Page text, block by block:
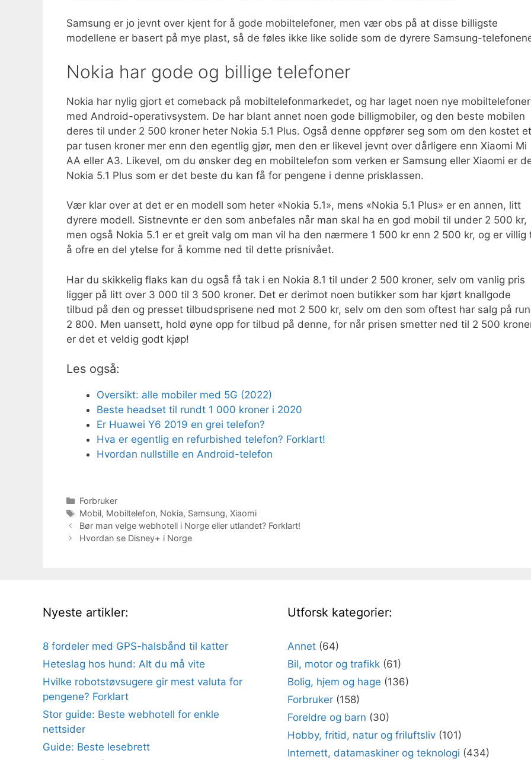
Samsung er jo jevnt over kjent for å gode mobiltelefoner, men vær obs på at disse billigste
modellene er basert på mye plast, så de føles ikke like solide som de dyrere Samsung-
Nokia har gode og billige telefoner
Nokia har nylig gjort et comeback på mobiltelefonmarkedet, og har laget noen nye mobiltelefoner
med Android-operativsystem. De har blant annet noen gode billigmobiler, og den beste mobilen
deres til under 2 500 kroner heter Nokia 5.1 Plus. Også denne oppfører seg som om den kostet et
par tusen kroner mer enn den egentlig gjør, men den er likevel jevnt over dårligere enn Xiaomi Mi
AA eller A3. Likevel, om du ønsker deg en mobiltelefon som verken er Samsung eller Xiaomi er
Nokia 5.1 Plus som er det beste du kan få for pengene i denne prisklassen.
Vær klar over at det er en modell som heter «Nokia 5.1», mens «Nokia 5.1 Plus» er en annen, litt
dyrere modell. Sistnevnte er den som anbefales når man skal ha en god mobil til under 2 500 kr,
men også Nokia 5.1 er et greit valg om man vil ha den nærmere 1 500 kr enn 2 500 kr, og er villig
å ofre en del ytelse for å komme ned til dette prisnivået.
Har du skikkelig flaks kan du også få tak i en Nokia 8.1 til under 2 500 kroner, selv om vanlig pris
ligger på litt over 3 000 til 3 500 kroner. Det er derimot noen butikker som har kjørt knallgode
tilbud på den og presset tilbudsprisene ned mot 2 500 kr, selv om den som oftest har salg på
2 800. Men uansett, hold øyne opp for tilbud på denne, for når prisen smetter ned til 2 500
er det et veldig godt kjøp!
Les også:
Oversikt: alle mobiler med 5G (2022)
Beste headset til rundt 1 000 kroner i 2020
Er Huawei Y6 2019 en grei telefon?
Hva er egentlig en refurbished telefon? Forklart!
Hvordan nullstille en Android-telefon
Kategorier
Forbruker
Stikkord
Mobil, Mobiltelefon, Nokia, Samsung, Xiaomi
Bør man velge webhotell i Norge eller utlandet? Forklart!
Hvordan se Disney+ i Norge
Nyeste artikler:
8 fordeler med GPS-halsbånd til katter
Heteslag hos hund: Alt du må vite
Hvilke robotstøvsugere gir mest valuta for
pengene? Forklart
Stor guide: Beste webhotell for enkle
nettsider
Guide: Beste lesebrett
Utforsk kategorier:
Annet (64)
Bil, motor og trafikk (61)
Bolig, hjem og hage (136)
Forbruker (158)
Foreldre og barn (30)
Hobby, fritid, natur og friluftsliv (101)
Internett, datamaskiner og teknologi (434)